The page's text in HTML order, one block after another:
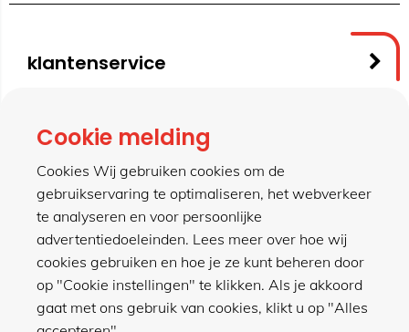
klantenservice
contact
meer van hillen
winkel
Cookie melding
Cookies Wij gebruiken cookies om de
gebruikservaring te optimaliseren, het webverkeer
te analyseren en voor persoonlijke
advertentiedoeleinden. Lees meer over hoe wij
cookies gebruiken en hoe je ze kunt beheren door
op "Cookie instellingen" te klikken. Als je akkoord
gaat met ons gebruik van cookies, klikt u op "Alles